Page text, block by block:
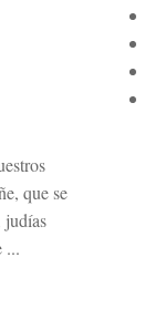
que se
judías
...